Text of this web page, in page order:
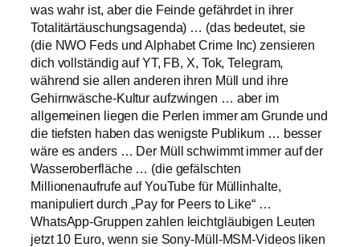
was wahr ist, aber die Feinde gefährdet in ihrer
Totalitärtäuschungsagenda) … (das bedeutet, sie
(die NWO Feds und Alphabet Crime Inc) zensieren
dich vollständig auf YT, FB, X, Tok, Telegram,
während sie allen anderen ihren Müll und ihre
Gehirnwäsche-Kultur aufzwingen … aber im
allgemeinen liegen die Perlen immer am Grunde und
die tiefsten haben das wenigste Publikum … besser
wäre es anders … Der Müll schwimmt immer auf der
Wasseroberfläche … (die gefälschten
Millionenaufrufe auf YouTube für Müllinhalte,
manipuliert durch „Pay for Peers to Like“ …
WhatsApp-Gruppen zahlen leichtgläubigen Leuten
jetzt 10 Euro, wenn sie Sony-Müll-MSM-Videos liken